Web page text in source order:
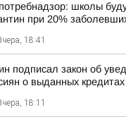
школы
при 20%
18:41
подписал закон об
о выданных кредитах
18:11